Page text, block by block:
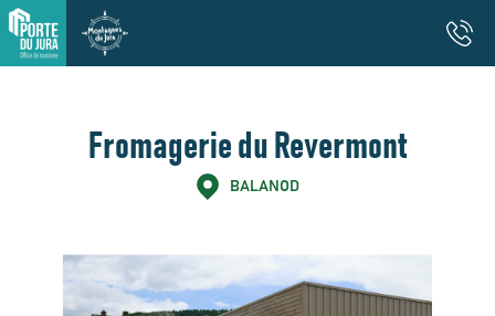
Fromagerie du Revermont
BALANOD